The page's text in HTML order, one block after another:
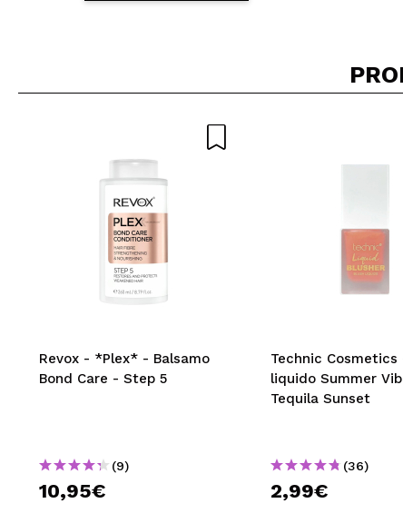
Revox - *Plex* - Balsamo
Bond Care - Step 5
(9)
10,95€
Technic Cosmetics
liquido Summer
Tequila Sunset
(36)
2,99€